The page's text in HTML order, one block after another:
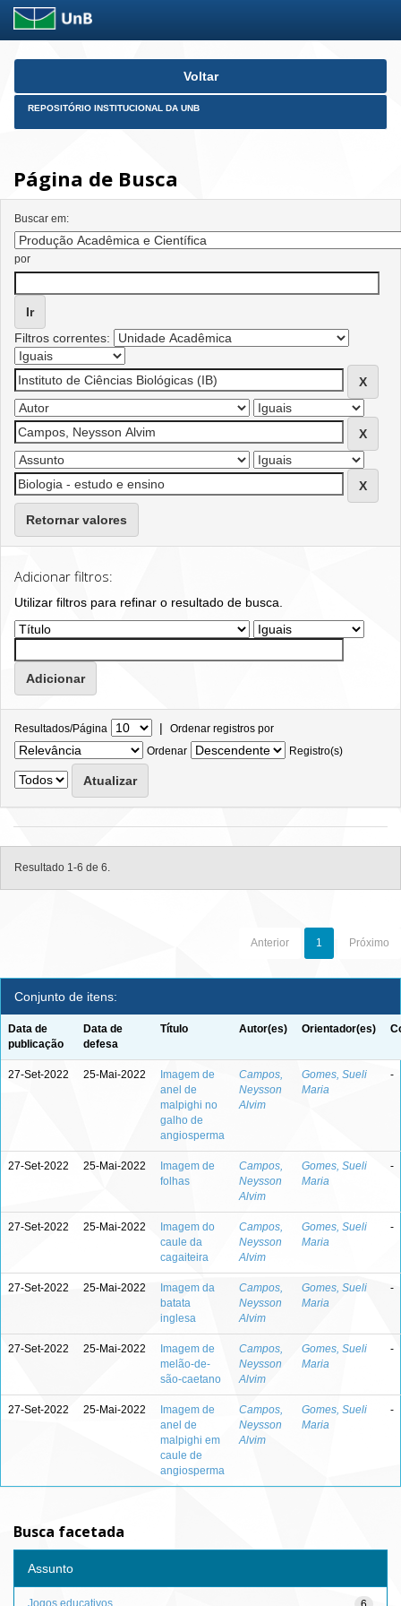
Skip
Voltar
REPOSITÓRIO INSTITUCIONAL DA UNB
Página de Busca
Buscar em:
por
Filtros correntes:
Retornar valores
Adicionar filtros:
Utilizar filtros para refinar o resultado de busca.
Resultados/Página | Ordenar registros por
Ordenar
Registro(s)
Resultado 1-6 de 6.
Anterior 1 Próximo
Conjunto de itens:
Data de
publicação
Data de
defesa
Título Autor(es) Orientador(es)
27-Set-2022 25-Mai-2022
Imagem de
anel de
malpighi no
galho de
angiosperma
Campos,
Neysson
Alvim
Gomes, Sueli
Maria
-
27-Set-2022 25-Mai-2022
Imagem de
folhas
Campos,
Neysson
Alvim
Gomes, Sueli
Maria
-
27-Set-2022 25-Mai-2022
Imagem do
caule da
cagaiteira
Campos,
Neysson
Alvim
Gomes, Sueli
Maria
-
27-Set-2022 25-Mai-2022
Imagem da
batata
inglesa
Campos,
Neysson
Alvim
Gomes, Sueli
Maria
-
27-Set-2022 25-Mai-2022
Imagem de
melão-de-
são-caetano
Campos,
Neysson
Alvim
Gomes, Sueli
Maria
-
27-Set-2022 25-Mai-2022
Imagem de
anel de
malpighi em
caule de
angiosperma
Campos,
Neysson
Alvim
Gomes, Sueli
Maria
-
Busca facetada
Assunto
Jogos educativos